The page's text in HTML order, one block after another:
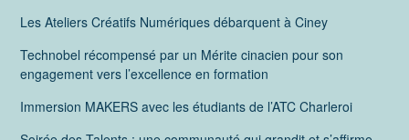
Les Ateliers Créatifs Numériques débarquent à Ciney
Technobel récompensé par un Mérite cinacien pour son
engagement vers l’excellence en formation
Immersion MAKERS avec les étudiants de l’ATC Charleroi